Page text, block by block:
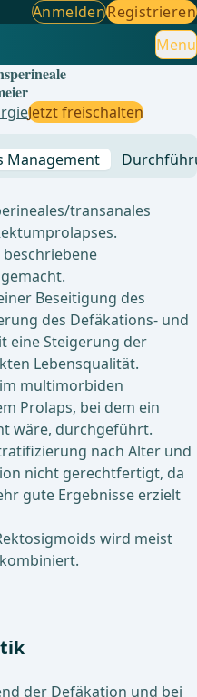
AnmeldenRegistrieren
Menu
Jetzt freischalten
Management
transanales
Beseitigung des
des Defäkations- und
eine Steigerung der
Lebensqualität.
multimorbiden
Prolaps, bei dem ein
wäre, durchgeführt.
nach Alter und
nicht gerechtfertigt, da
gute Ergebnisse erzielt
wird meist
der Defäkation und bei